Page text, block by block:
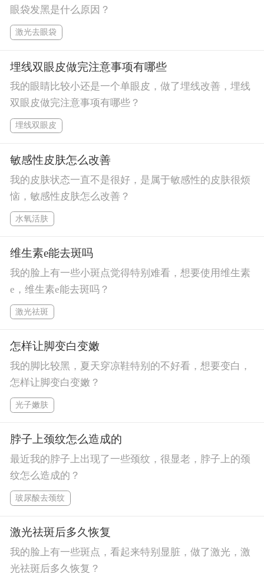
眼袋发黑是什么原因？
激光去眼袋
埋线双眼皮做完注意事项有哪些
我的眼睛比较小还是一个单眼皮，做了埋线改善，埋线
双眼皮做完注意事项有哪些？
埋线双眼皮
敏感性皮肤怎么改善
我的皮肤状态一直不是很好，是属于敏感性的皮肤很烦
恼，敏感性皮肤怎么改善？
水氧活肤
维生素e能去斑吗
我的脸上有一些小斑点觉得特别难看，想要使用维生素
e，维生素e能去斑吗？
激光祛斑
怎样让脚变白变嫩
我的脚比较黑，夏天穿凉鞋特别的不好看，想要变白，
怎样让脚变白变嫩？
光子嫩肤
脖子上颈纹怎么造成的
最近我的脖子上出现了一些颈纹，很显老，脖子上的颈
纹怎么造成的？
玻尿酸去颈纹
激光祛斑后多久恢复
我的脸上有一些斑点，看起来特别显脏，做了激光，激
光祛斑后多久恢复？